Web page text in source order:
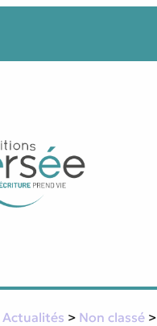
Actualités > Non classé >